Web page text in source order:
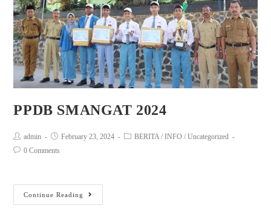
PPDB SMANGAT 2024
admin February 23, 2024 BERITA / INFO / Uncategorized
0 Comments
Continue Reading